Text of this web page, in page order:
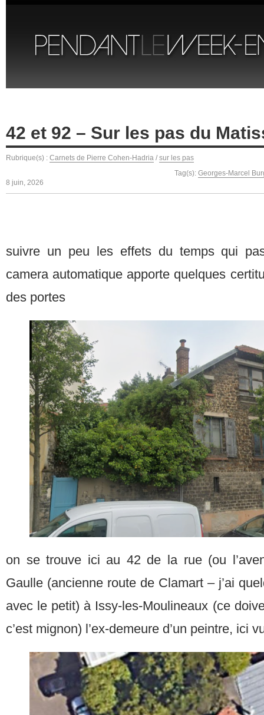
42 et 92 – Sur les pas du
Rubrique(s) : Carnets de Pierre Cohen-Hadria / sur les pas
Tag(s): Georges-Marcel
8 juin, 2026
suivre un peu les effets du temps qui
camera automatique apporte quelques
des portes
on se trouve ici au 42 de la rue (ou
Gaulle (ancienne route de Clamart – j’ai
avec le petit) à Issy-les-Moulineaux (ce
c’est mignon) l’ex-demeure d’un peintre, ici